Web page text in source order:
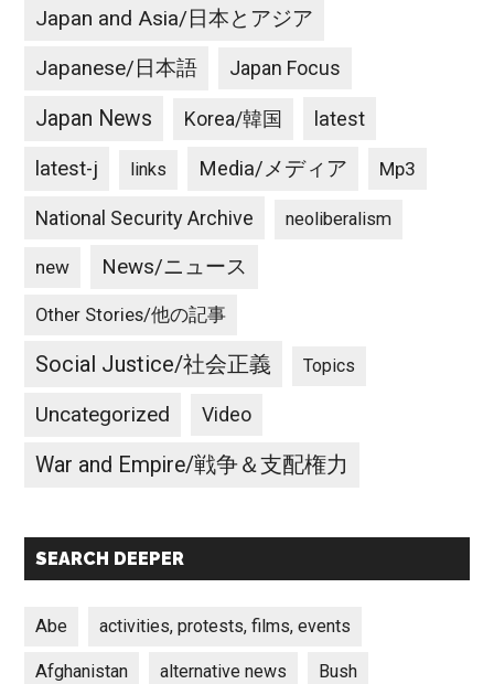
Japan and Asia/日本とアジア
Japanese/日本語 Japan Focus
Japan News Korea/韓国 latest
latest-j links Media/メディア Mp3
National Security Archive neoliberalism
new News/ニュース
Other Stories/他の記事
Social Justice/社会正義 Topics
Uncategorized Video
War and Empire/戦争＆支配権力
SEARCH DEEPER
Abe activities, protests, films, events
Afghanistan alternative news Bush